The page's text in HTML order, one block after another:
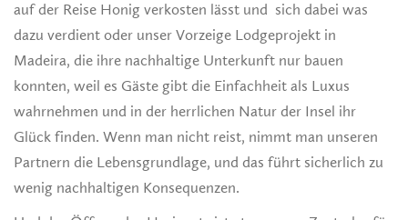
auf der Reise Honig verkosten lässt und sich dabei was
dazu verdient oder unser Vorzeige Lodgeprojekt in
Madeira, die ihre nachhaltige Unterkunft nur bauen
konnten, weil es Gäste gibt die Einfachheit als Luxus
wahrnehmen und in der herrlichen Natur der Insel ihr
Glück finden. Wenn man nicht reist, nimmt man unseren
Partnern die Lebensgrundlage, und das führt sicherlich zu
wenig nachhaltigen Konsequenzen.